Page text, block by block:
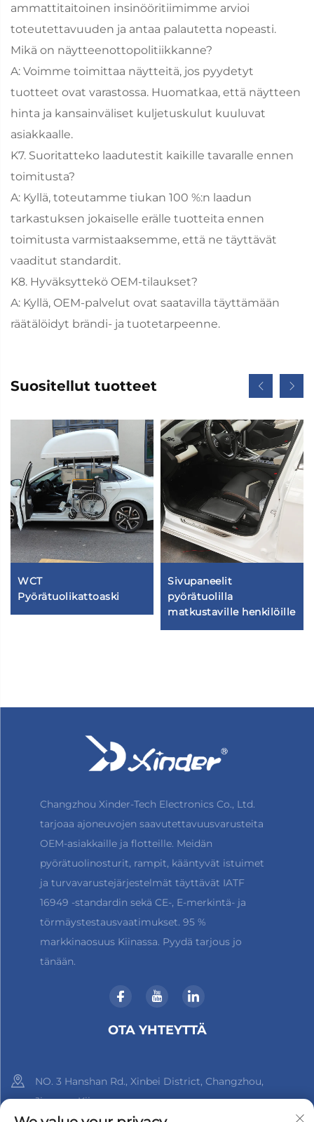
ammattitaitoinen insinööritiimimme arvioi
toteutettavuuden ja antaa palautetta nopeasti.
Mikä on näytteenottopolitiikkanne?
A: Voimme toimittaa näytteitä, jos pyydetyt
tuotteet ovat varastossa. Huomatkaa, että näytteen
hinta ja kansainväliset kuljetuskulut kuuluvat
asiakkaalle.
K7. Suoritatteko laadutestit kaikille tavaralle ennen
toimitusta?
A: Kyllä, toteutamme tiukan 100 %:n laadun
tarkastuksen jokaiselle erälle tuotteita ennen
toimitusta varmistaaksemme, että ne täyttävät
vaaditut standardit.
K8. Hyväksyttekö OEM-tilaukset?
A: Kyllä, OEM-palvelut ovat saatavilla täyttämään
räätälöidyt brändi- ja tuotetarpeenne.
Suositellut tuotteet
WCT
Pyörätuolikattoaski
Sivupaneelit
pyörätuolilla
matkustaville henkilöille
Changzhou Xinder-Tech Electronics Co., Ltd.
tarjoaa ajoneuvojen saavutettavuusvarusteita
OEM-asiakkaille ja flotteille. Meidän
pyörätuolinosturit, rampit, kääntyvät istuimet
ja turvavarustejärjestelmät täyttävät IATF
16949 -standardin sekä CE-, E-merkintä- ja
törmäystestausvaatimukset. 95 %
markkinaosuus Kiinassa. Pyydä tarjous jo
tänään.
OTA YHTEYTTÄ
NO. 3 Hanshan Rd., Xinbei District, Changzhou,
Jiangsu, Kiina